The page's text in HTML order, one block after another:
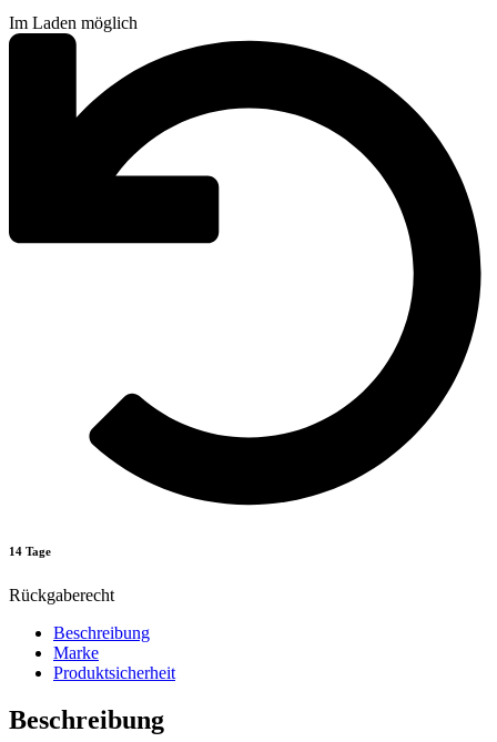
Im Laden möglich
14 Tage
Rückgaberecht
Beschreibung
Marke
Produktsicherheit
Beschreibung